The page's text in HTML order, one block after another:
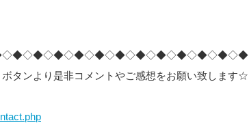
タンより是非コメントやご感想をお願い致します☆